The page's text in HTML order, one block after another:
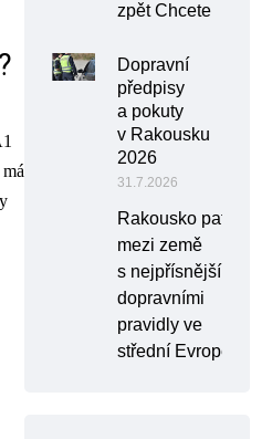
zpět Chcete
Dopravní
předpisy
a pokuty
v Rakousku
2026
31.7.2026
Rakousko patří
mezi země
s nejpřísnějšími
dopravními
pravidly ve
střední Evropě